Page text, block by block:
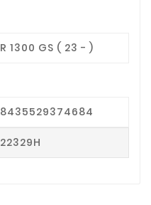
R 1300 GS ( 23 - )
8435529374684
22329H